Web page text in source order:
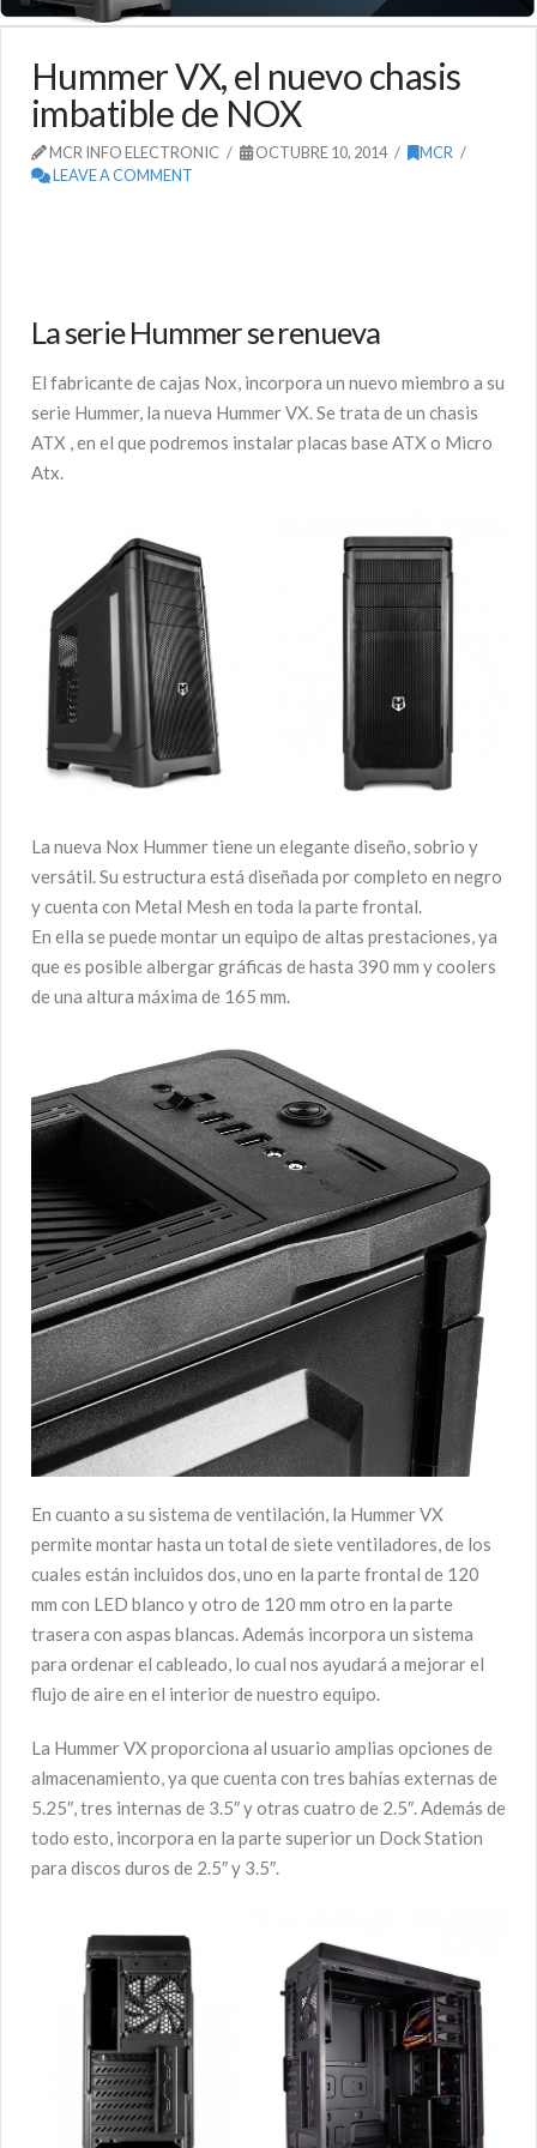
Hummer VX, el nuevo chasis
imbatible de NOX
MCR INFO ELECTRONIC OCTUBRE 10, 2014
MCR
LEAVE A COMMENT
La serie Hummer se renueva
El fabricante de cajas Nox, incorpora un nuevo miembro a su
serie Hummer, la nueva Hummer VX. Se trata de un chasis
ATX , en el que podremos instalar placas base ATX o Micro
Atx.
La nueva Nox Hummer tiene un elegante diseño, sobrio y
versátil. Su estructura está diseñada por completo en negro
y cuenta con Metal Mesh en toda la parte frontal.
En ella se puede montar un equipo de altas prestaciones, ya
que es posible albergar gráficas de hasta 390 mm y coolers
de una altura máxima de 165 mm.
En cuanto a su sistema de ventilación, la Hummer VX
permite montar hasta un total de siete ventiladores, de los
cuales están incluidos dos, uno en la parte frontal de 120
mm con LED blanco y otro de 120 mm otro en la parte
trasera con aspas blancas. Además incorpora un sistema
para ordenar el cableado, lo cual nos ayudará a mejorar el
flujo de aire en el interior de nuestro equipo.
La Hummer VX proporciona al usuario amplias opciones de
almacenamiento, ya que cuenta con tres bahías externas de
5.25″, tres internas de 3.5″ y otras cuatro de 2.5″. Además de
todo esto, incorpora en la parte superior un Dock Station
para discos duros de 2.5″ y 3.5″.